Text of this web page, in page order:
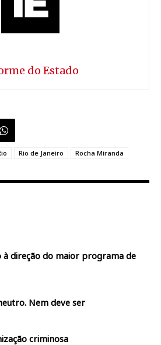
do Estado
Rio de Janeiro
Rocha Miranda
direção do maior programa de
Nem deve ser
criminosa